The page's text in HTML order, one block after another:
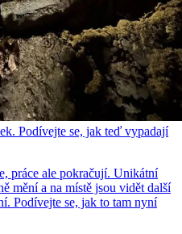
Podívejte se, jak teď vypadají
práce ale pokračují. Unikátní
mění a na místě jsou vidět další
Podívejte se, jak to tam nyní